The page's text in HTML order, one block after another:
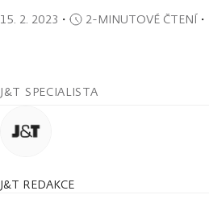
15. 2. 2023 ・ 2-MINUTOVÉ ČTENÍ・
J&T SPECIALISTA
J&T REDAKCE